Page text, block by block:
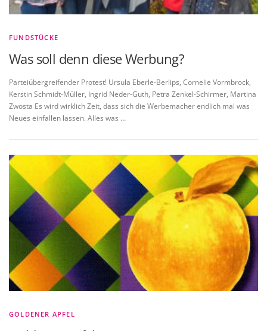
FUNDSTÜCKE
Was soll denn diese Werbung?
Parteiübergreifender Protest! Ursula Eberle-Berlips, Cornelie Vormbrock,
Kerstin Schmidt-Müller, Ingrid Neder-Guth, Petra Zenkel-Schirmer, Martina
Zwosta Es wird wirklich Zeit, dass sich die Werbemacher endlich mal was
Neues einfallen lassen. Alles was …
GOLDENER APFEL